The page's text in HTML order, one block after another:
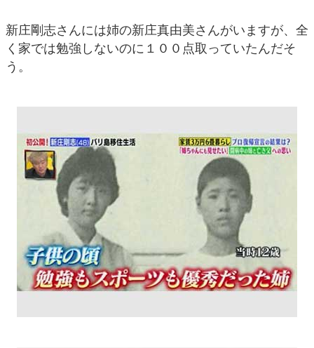
新庄剛志さんには姉の新庄真由美さんがいますが、全
く家では勉強しないのに１００点取っていたんだそ
う。